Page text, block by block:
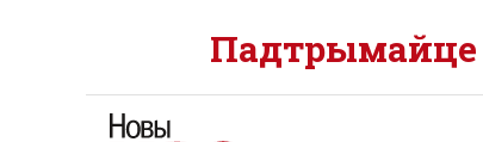
Падтрымайце